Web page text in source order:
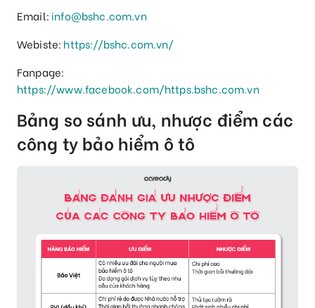
Email: info@bshc.com.vn
Webiste: https://bshc.com.vn/
Fanpage:
https://www.facebook.com/https.bshc.com.vn
Bảng so sánh ưu, nhược điểm các
công ty bảo hiểm ô tô